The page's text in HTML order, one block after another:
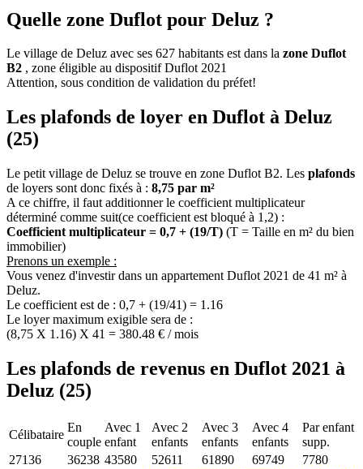
Quelle zone Duflot pour Deluz ?
Le village de Deluz avec ses 627 habitants est dans la zone Duflot
B2 , zone éligible au dispositif Duflot 2021
Attention, sous condition de validation du préfet!
Les plafonds de loyer en Duflot à Deluz
(25)
Le petit village de Deluz se trouve en zone Duflot B2. Les plafonds
de loyers sont donc fixés à : 8,75 par m²
A ce chiffre, il faut additionner le coefficient multiplicateur
déterminé comme suit(ce coefficient est bloqué à 1,2) :
Coefficient multiplicateur = 0,7 + (19/T) (T = Taille en m² du bien
immobilier)
Prenons un exemple :
Vous venez d'investir dans un appartement Duflot 2021 de 41 m² à
Deluz.
Le coefficient est de : 0,7 + (19/41) = 1.16
Le loyer maximum exigible sera de :
(8,75 X 1.16) X 41 = 380.48 € / mois
Les plafonds de revenus en Duflot 2021 à
Deluz (25)
Célibataire
En
couple
Avec 1
enfant
Avec 2
enfants
Avec 3
enfants
Avec 4
enfants
Par enfant
supp.
27136
36238 43580 52611 61890 69749
7780